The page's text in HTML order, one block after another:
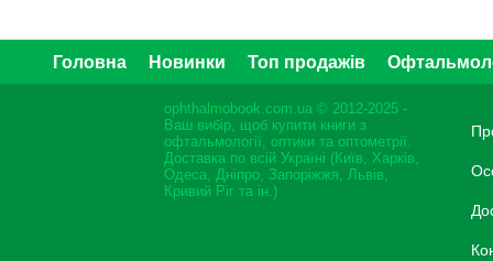
Головна Новинки Топ продажів
ophthalmobook.com.ua © 2012-2025 -
Ваш вибір, щоб купити книги з
офтальмології, оптики та оптометрії.
Доставка по всій Україні (Київ, Харків,
Одеса, Дніпро, Запоріжжя, Львів,
Кривий Ріг та ін.)